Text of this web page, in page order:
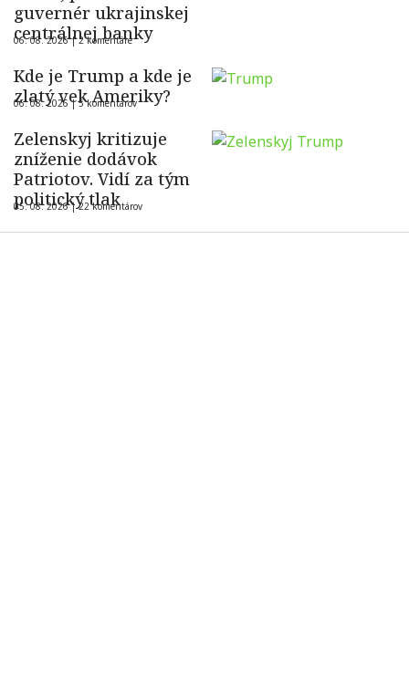
guvernér ukrajinskej
centrálnej banky
06. 08. 2026 |2 komentáre
Kde je Trump a kde je
zlatý vek Ameriky?
06. 08. 2026 |5 komentárov
Zelenskyj kritizuje
zníženie dodávok
Patriotov. Vidí za tým
politický tlak
05. 08. 2026 |22 komentárov